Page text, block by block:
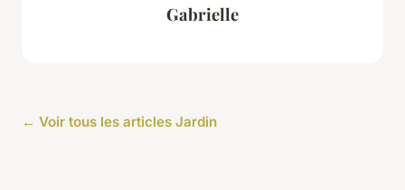
Gabrielle
← Voir tous les articles Jardin